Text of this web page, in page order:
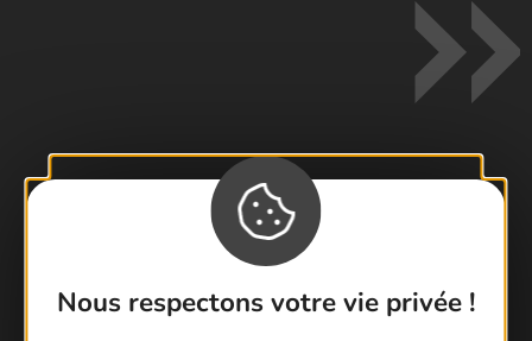
Nous respectons votre vie privée !
Contactez-nous !
Foire aux questions
Brochures
Cartoguides et Topoguides